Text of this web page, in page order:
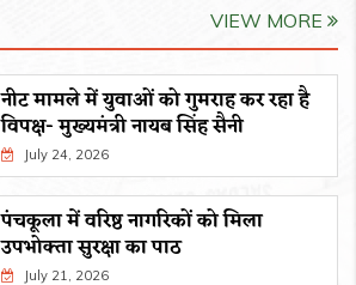
VIEW MORE
नीट मामले में युवाओं को गुमराह कर रहा है
विपक्ष- मुख्यमंत्री नायब सिंह सैनी
July 24, 2026
पंचकूला में वरिष्ठ नागरिकों को मिला
उपभोक्ता सुरक्षा का पाठ
July 21, 2026